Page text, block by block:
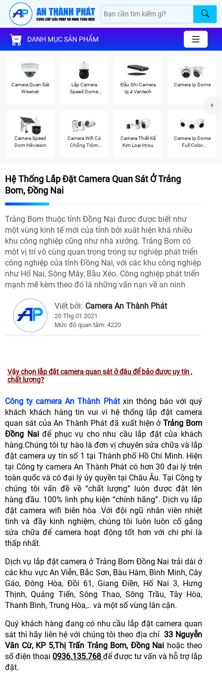
DANH MỤC SẢN PHẨM
Camera Quan Sát
Wisenet
Lắp Camera
Speed Dome
Đầu Ghi Camera
Ip 4 Vantech
Camera Ip Dome
Camera Speed
Dom Hikvision
Camera Wifi Có
Chống Trộm
Camera Thiết Kế
Kim Loại Imou
Camera Ip Dome
Full Color
Hệ Thống Lắp Đặt Camera Quan Sát Ở Trảng
Bom, Đồng Nai
Trảng Bom thuộc tỉnh Đồng Nai được được biết như
một vùng kinh tế mới của tỉnh bởi xuât hiện khá nhiều
khu công nghiệp cũng như nhà xưởng. Trảng Bom có
một vị trí vô cùng quan trọng trong sự nghiệp phát triển
công nghiệp của tỉnh Đồng Nai, với các khu công nghiệp
như Hố Nai, Sông Mây, Bầu Xéo. Công nghiệp phát triển
mạnh mẽ kèm theo đó là những vấn nạn về an ninh
Viết bởi: Camera An Thành Phát
20 Thg 01 2021
Mức độ quan tâm: 4220
Vậy chọn lắp đặt camera quan sát ở đâu để bảo được uy tín ,
chất lượng?
Công ty camera An Thành Phát xin thông báo với quý
khách khách hàng tin vui vì hệ thống lắp đặt camera
quan sát của An Thành Phát đã xuất hiện ởTrảng Bom
Đồng Naiđể phục vụ cho nhu cầu lắp đặt của khách
hàng.Chúng tôi tự hào là đơn vị chuyên sửa chữa và lắp
đặt camera uy tín số 1 tại Thành phố Hồ Chí Minh. Hiện
tại Công ty camera An Thành Phát có hơn 30 đại lý trên
toàn quốc và có đại lý ủy quyền tại Châu Âu. Tại Công ty
chúng tôi vấn đề về “chất lượng” luôn được đặt lên
hàng đầu. 100% linh phụ kiện “chính hãng”. Dịch vụ lắp
đặt camera wifi biên hòa .Với đội ngũ nhân viên nhiệt
tình và đầy kinh nghiệm, chúng tôi luôn luôn cố gắng
sửa chữa để camera hoạt động tốt hơn với chi phí là
thấp nhất.
Dịch vụ lắp đặt camera ở Trảng Bom Đồng Nai trải dài ở
các khu vực An Viễn, Bắc Sơn, Bàu Hàm, Bình Minh, Cây
Gáo, Đông Hòa, Đồi 61, Giang Điền, Hố Nai 3, Hưng
Thịnh, Quảng Tiến, Sông Thao, Sông Trầu, Tây Hòa,
Thanh Bình, Trung Hòa,.. và một số vùng lân cận.
Quý khách hàng đang có nhu cầu lắp đặt camera quan
sát thì hãy liên hệ với chúng tôi theo địa chỉ 33 Nguyễn
Văn Cừ, KP 5,Thị Trấn Trảng Bom, Đồng Nai hoặc theo
số điện thoại 0936.135.768 để được tư vấn và hỗ trợ lắp
đặt.